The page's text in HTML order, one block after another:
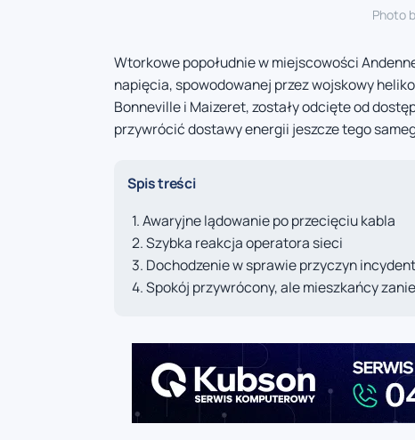
Photo
Wtorkowe popołudnie w miejscowości
napięcia, spowodowanej przez wojskowy
Bonneville i Maizeret, zostały odcięte od
przywrócić dostawy energii jeszcze tego
Spis treści
Awaryjne lądowanie po przecięciu kabla
Szybka reakcja operatora sieci
Dochodzenie w sprawie przyczyn
Spokój przywrócony, ale mieszkańcy